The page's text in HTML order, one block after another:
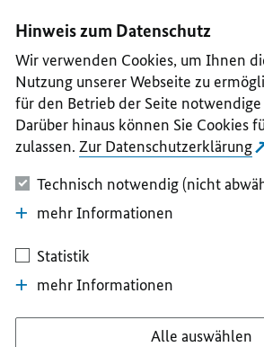
II
III
IV
V
Hinweis zum Datenschutz
Wir verwenden Cookies, um Ihnen
Nutzung unserer Webseite zu
für den Betrieb der Seite notwendige
Darüber hinaus können Sie Cookies
zulassen. Zur Datenschutzerklärung
Technisch notwendig (nicht
mehr Informationen
Statistik
mehr Informationen
Alle auswählen